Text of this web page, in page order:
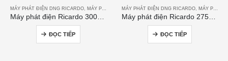
MÁY PHÁT ĐIỆN DNG RICARDO MÁY PHÁT ĐIỆN RICARDO
ĐỌC TIẾP
MÁY PHÁT ĐIỆN DNG RICARDO MÁY PHÁT ĐIỆN RICARDO
ĐỌC TIẾP